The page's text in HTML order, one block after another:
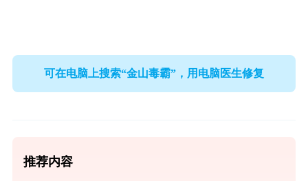
可在电脑上搜索“金山毒霸”，用电脑医生修复
推荐内容